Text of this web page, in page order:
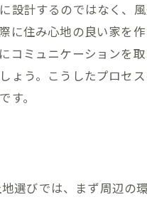
しゃれな家を手に入れる
設計するのではなく、
に住み心地の良い家を
コミュニケーションを
ょう。こうしたプロセ
す。
選びでは、まず周辺の